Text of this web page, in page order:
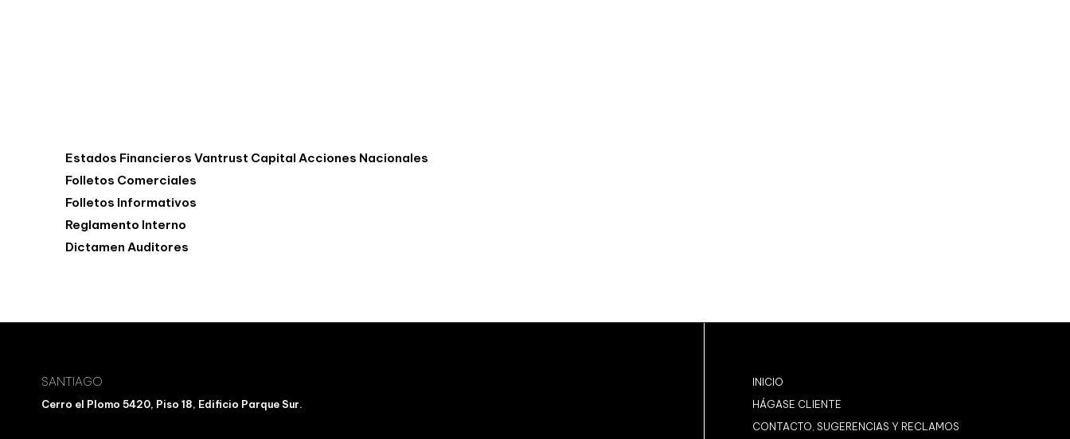
Estados Financieros Vantrust Capital Acciones Nacionales
Folletos Comerciales
Folletos Informativos
Reglamento Interno
Dictamen Auditores
SANTIAGO
Cerro el Plomo 5420, Piso 18, Edificio Parque Sur.
INICIO
HÁGASE CLIENTE
CONTACTO, SUGERENCIAS Y RECLAMOS